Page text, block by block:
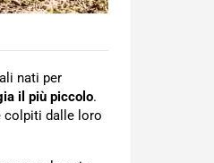
nati per
il più piccolo.
colpiti dalle loro